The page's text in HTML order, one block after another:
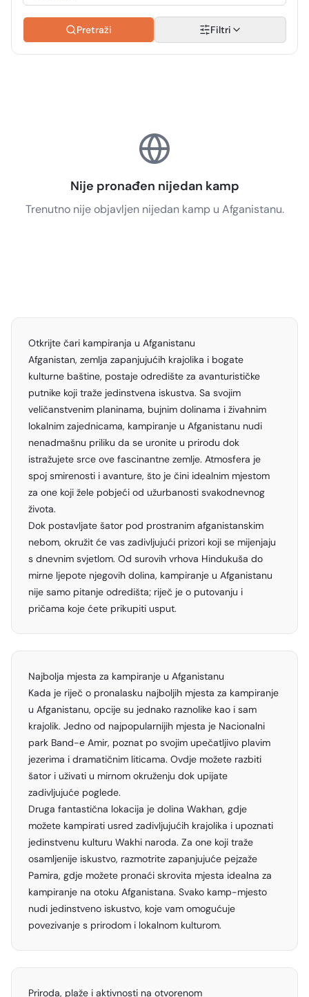
Pretraži Filtri
Nije pronađen nijedan kamp
Trenutno nije objavljen nijedan kamp u Afganistanu.
Otkrijte čari kampiranja u Afganistanu
Afganistan, zemlja zapanjujućih krajolika i bogate
kulturne baštine, postaje odredište za avanturističke
putnike koji traže jedinstvena iskustva. Sa svojim
veličanstvenim planinama, bujnim dolinama i živahnim
lokalnim zajednicama, kampiranje u Afganistanu nudi
nenadmašnu priliku da se uronite u prirodu dok
istražujete srce ove fascinantne zemlje. Atmosfera je
spoj smirenosti i avanture, što je čini idealnim mjestom
za one koji žele pobjeći od užurbanosti svakodnevnog
života.
Dok postavljate šator pod prostranim afganistanskim
nebom, okružit će vas zadivljujući prizori koji se mijenjaju
s dnevnim svjetlom. Od surovih vrhova Hindukuša do
mirne ljepote njegovih dolina, kampiranje u Afganistanu
nije samo pitanje odredišta; riječ je o putovanju i
pričama koje ćete prikupiti usput.
Najbolja mjesta za kampiranje u Afganistanu
Kada je riječ o pronalasku najboljih mjesta za kampiranje
u Afganistanu, opcije su jednako raznolike kao i sam
krajolik. Jedno od najpopularnijih mjesta je Nacionalni
park Band-e Amir, poznat po svojim upečatljivo plavim
jezerima i dramatičnim liticama. Ovdje možete razbiti
šator i uživati u mirnom okruženju dok upijate
zadivljujuće poglede.
Druga fantastična lokacija je dolina Wakhan, gdje
možete kampirati usred zadivljujućih krajolika i upoznati
jedinstvenu kulturu Wakhi naroda. Za one koji traže
osamljenije iskustvo, razmotrite zapanjujuće pejzaže
Pamira, gdje možete pronaći skrovita mjesta idealna za
kampiranje na otoku Afganistana. Svako kamp-mjesto
nudi jedinstveno iskustvo, koje vam omogućuje
povezivanje s prirodom i lokalnom kulturom.
Priroda, plaže i aktivnosti na otvorenom